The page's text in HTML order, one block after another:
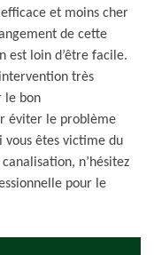
et moins cher
de cette
est loin d’être facile.
très
le bon
éviter le problème
vous êtes victime du
n’hésitez
pour le